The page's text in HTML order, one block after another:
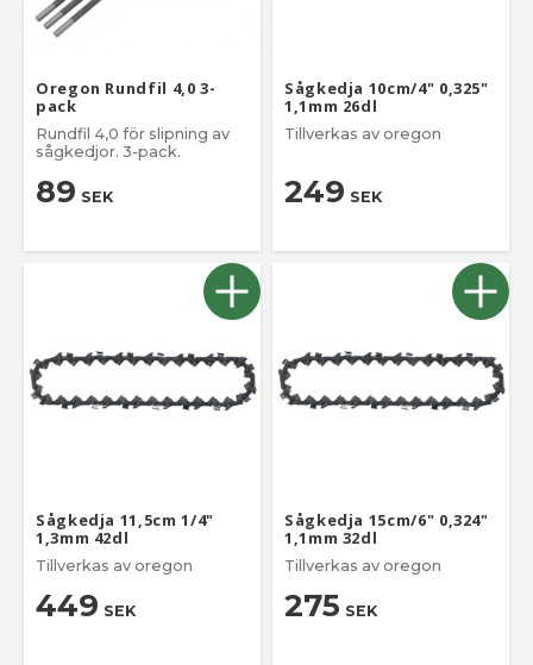
Oregon Rundfil 4,0 3-
pack
Rundfil 4,0 för slipning av
sågkedjor. 3-pack.
89 SEK
Sågkedja 10cm/4" 0,325"
1,1mm 26dl
Tillverkas av oregon
249 SEK
Sågkedja 11,5cm 1/4"
1,3mm 42dl
Tillverkas av oregon
449 SEK
Sågkedja 15cm/6" 0,324"
1,1mm 32dl
Tillverkas av oregon
275 SEK